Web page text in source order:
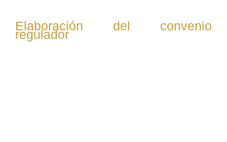
Elaboración del convenio
regulador